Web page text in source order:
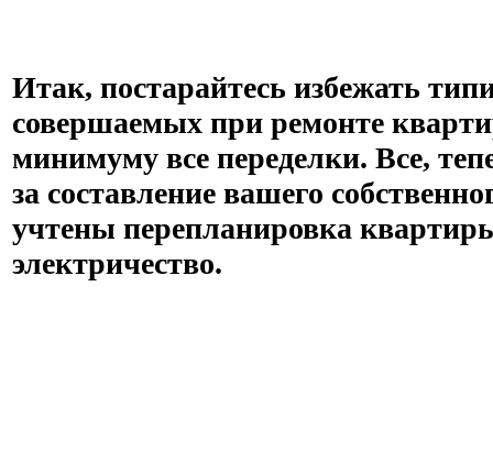
Итак, постарайтесь избежать
совершаемых при ремонте
минимуму все переделки. Все,
за составление вашего
учтены перепланировка
электричество.